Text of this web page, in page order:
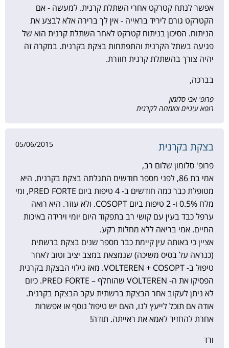
אפשר לנתח קטרקט אחרי השתלת קרנית. למעשה - אם
הקטרקט גורם ליריד בראייה - אין לך ברירה אלא לבצע את
הניתוח. הסיכון בניתוח קטרקט לאחר השתלת קרנית הוא של
פגיעה בשתל הקרנית והתפתחות בצקת בקרנית. במקרה זה
יהיה צורך בהשתלת קרנית חוזרת.
בברכה,
פרופ' אבי סלומון
רופא עיניים ומומחה לקרנית
בצקת בקרנית 05/06/2015
פרופ' סלומון שלום רב,
אמי בת 86, לפני מספר חודשים התגלתה בצקת בקרנית. היא
מטופלת כבר כמה חודשים ב- 4 טיפות ביום PRED FORTE, ומי
מלח 0.5% ו- 2 טיפות ביום COSOPT. ולא עוזר. היא רואה
ערפל כבד בעין עם קושי רב בתפקוד היום יומי וירידה באיכות
החיים. אמי בריאה ללא מחלות רקע.
אציין כי באותה עין קיימת כבר מספר שנים בצקת ברשתית
(כנראה על בסיס משיכה) שנמצאת במצב יציב וטוב לאחר
טיפול ב- VOLTEREN + COSOPT. מאז גילוי הבצקת בקרנית
הפסיקו את ה- VOLTEREN שהוחלף – PRED FORTE. כיום
לא ניתן לעקוב אחר הבצקת ברשתית עקב הבצקת בקרנית.
אודה אם תוכל לייעץ לנו, האם יש טיפול נוסף או אפשרות
אחרת להחזיר לאמא את ראייתה. תודה!
ורד